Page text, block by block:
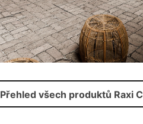
Přehled všech produktů Raxi